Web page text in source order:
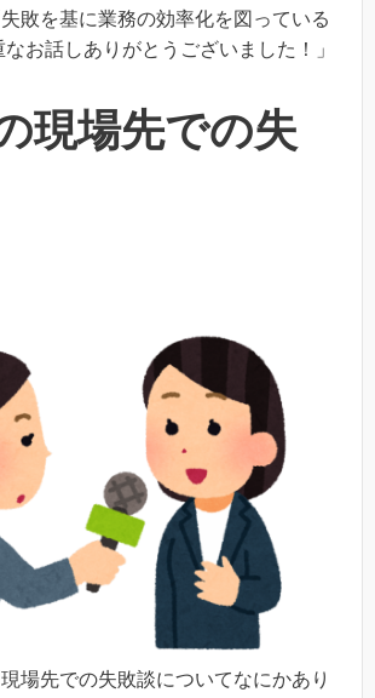
敗を基に業務の効率化を図っている
お話しありがとうございました！」
現場先での失
場先での失敗談についてなにかあり